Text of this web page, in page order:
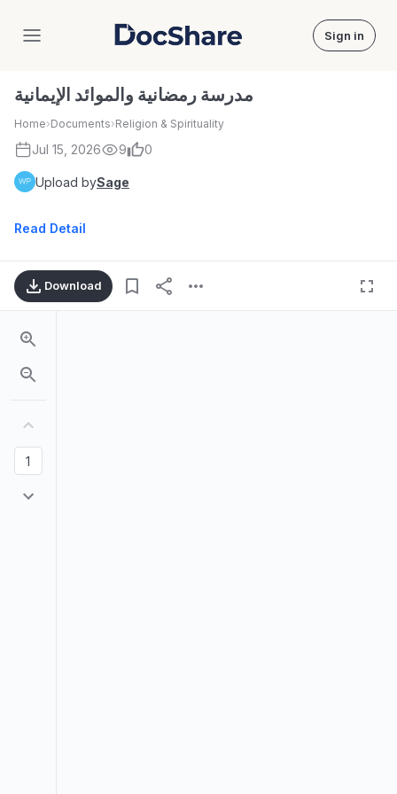
DocShare Sign in
مدرسة رمضانية والموائد الإيمانية
Home›Documents›Religion & Spirituality
Jul 15, 2026 9 0
Upload bySage
Read Detail
Download